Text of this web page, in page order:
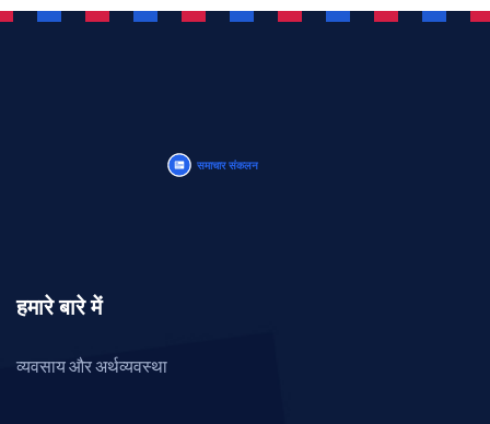
हमारे बारे में
व्यवसाय और अर्थव्यवस्था